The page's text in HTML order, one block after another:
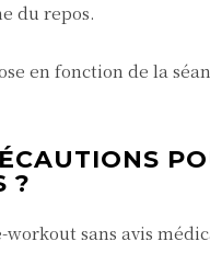
du repos.
en fonction de la
?
workout sans avis